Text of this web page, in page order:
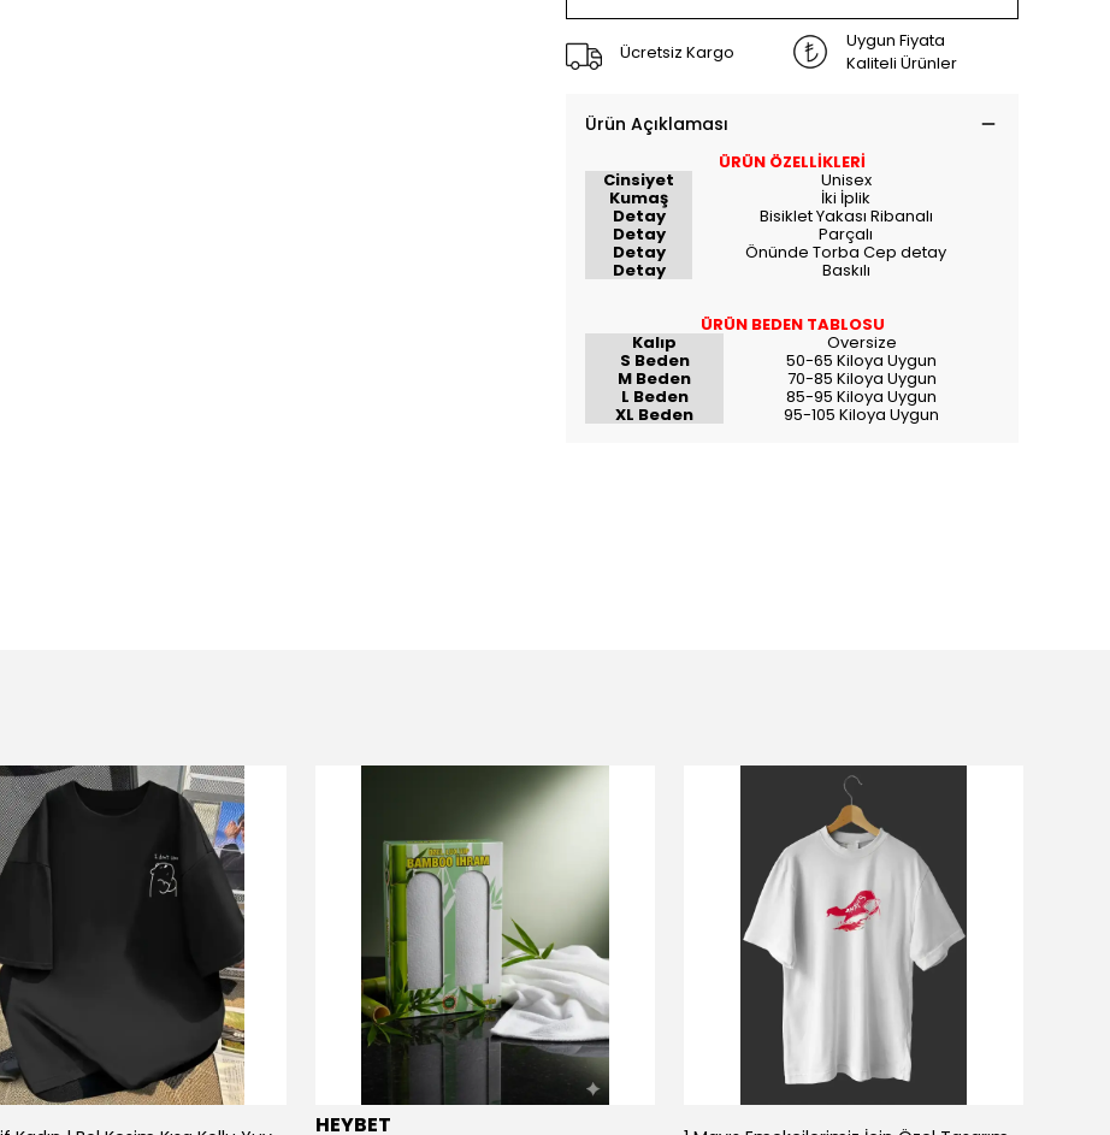
Ücretsiz Kargo
Uygun Fiyata
Kaliteli Ürünler
Ürün Açıklaması
ÜRÜN ÖZELLİKLERİ
Cinsiyet Unisex
Kumaş İki İplik
Detay Bisiklet Yakası Ribanalı
Detay Parçalı
Detay Önünde Torba Cep detay
Detay Baskılı
ÜRÜN BEDEN TABLOSU
Kalıp Oversize
S Beden 50-65 Kiloya Uygun
M Beden 70-85 Kiloya Uygun
L Beden 85-95 Kiloya Uygun
XL Beden 95-105 Kiloya Uygun
HEYBET